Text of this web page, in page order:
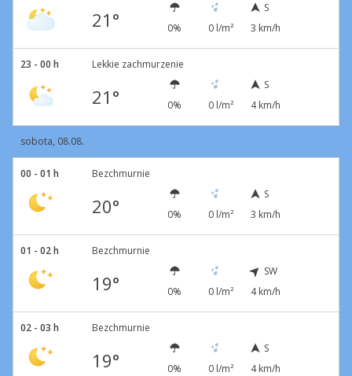
21° 0% 0 l/m²
S
3 km/h
23 - 00 h Lekkie zachmurzenie
21° 0% 0 l/m²
S
4 km/h
sobota, 08.08.
00 - 01 h Bezchmurnie
20° 0% 0 l/m²
S
3 km/h
01 - 02 h Bezchmurnie
19° 0% 0 l/m²
SW
4 km/h
02 - 03 h Bezchmurnie
19° 0% 0 l/m²
S
4 km/h